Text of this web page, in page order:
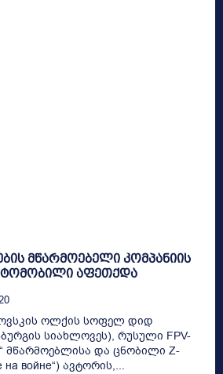
მწარმოებელი კომპანიის
აფეთქდა
ოლქის სოფელ დიდ
სიახლოვეს), რუსული FPV-
მწარმოებლისა და ცნობილი Z-
на войне“) ავტორის,...